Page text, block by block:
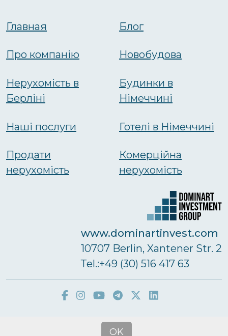
Главная
Про компанію
Нерухомість в
Берліні
Наші послуги
Продати
нерухомість
Блог
Новобудова
Будинки в
Німеччині
Готелі в Німеччині
Комерційна
нерухомість
OK
www.dominartinvest.com
10707 Berlin, Xantener Str. 2
Тel.:+49 (30) 516 417 63
Dominart Real Estate GmbH © 2026